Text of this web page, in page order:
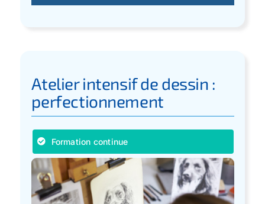
Atelier intensif de dessin :
perfectionnement
Formation continue